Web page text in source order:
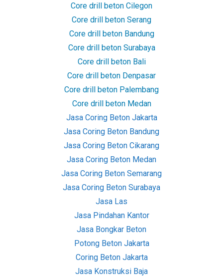
Core drill beton Cilegon
Core drill beton Serang
Core drill beton Bandung
Core drill beton Surabaya
Core drill beton Bali
Core drill beton Denpasar
Core drill beton Palembang
Core drill beton Medan
Jasa Coring Beton Jakarta
Jasa Coring Beton Bandung
Jasa Coring Beton Cikarang
Jasa Coring Beton Medan
Jasa Coring Beton Semarang
Jasa Coring Beton Surabaya
Jasa Las
Jasa Pindahan Kantor
Jasa Bongkar Beton
Potong Beton Jakarta
Coring Beton Jakarta
Jasa Konstruksi Baja